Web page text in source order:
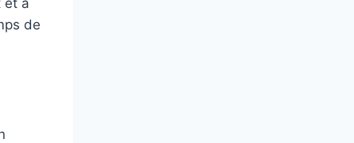
de